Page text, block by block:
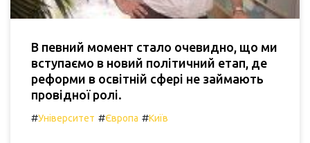
В певний момент стало очевидно, що ми
вступаємо в новий політичний етап, де
реформи в освітній сфері не займають
провідної ролі.
#Університет #Європа #Київ